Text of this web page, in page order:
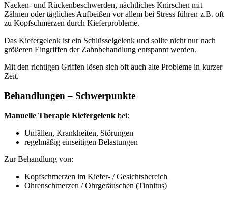
Nacken- und Rückenbeschwerden, nächtliches Knirschen mit
Zähnen oder tägliches Aufbeißen vor allem bei Stress führen z.B. oft
zu Kopfschmerzen durch Kieferprobleme.
Das Kiefergelenk ist ein Schlüsselgelenk und sollte nicht nur nach
größeren Eingriffen der Zahnbehandlung entspannt werden.
Mit den richtigen Griffen lösen sich oft auch alte Probleme in kurzer
Zeit.
Behandlungen – Schwerpunkte
Manuelle Therapie Kiefergelenk bei:
Unfällen, Krankheiten, Störungen
regelmäßig einseitigen Belastungen
Zur Behandlung von:
Kopfschmerzen im Kiefer- / Gesichtsbereich
Ohrenschmerzen / Ohrgeräuschen (Tinnitus)